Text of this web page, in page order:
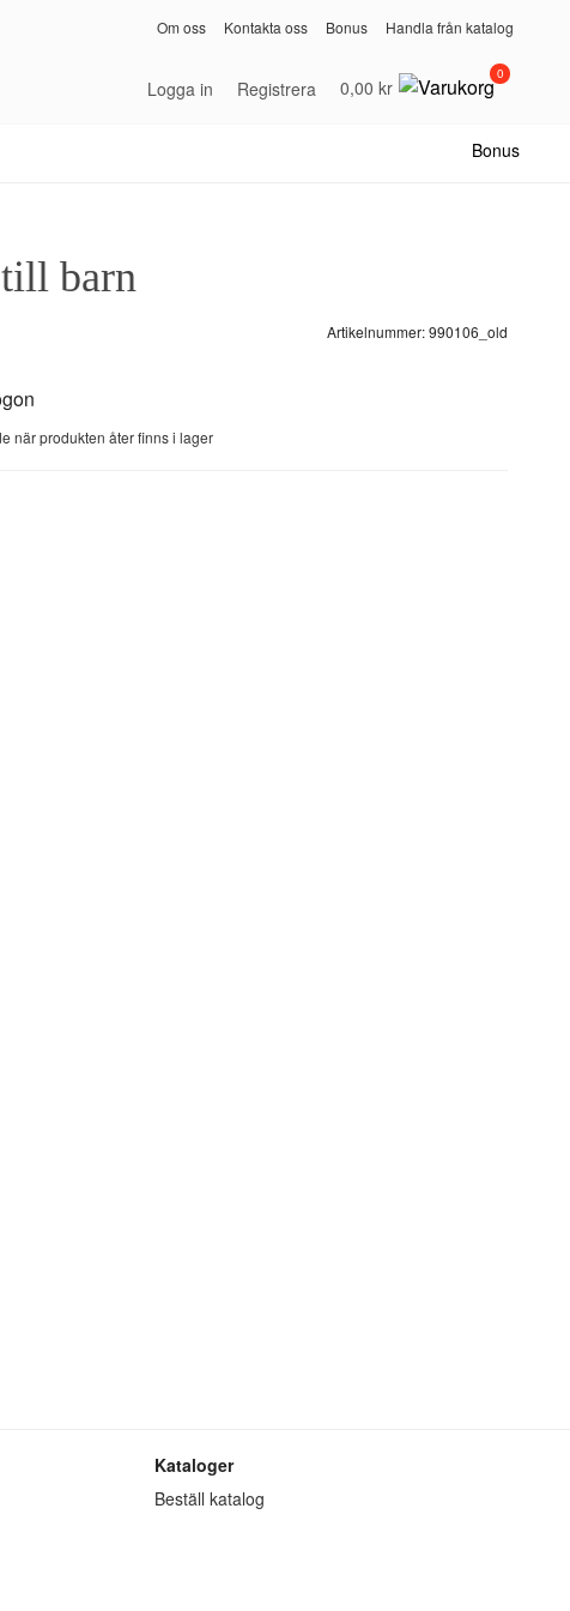
Om oss Kontakta oss Bonus Handla från katalog
Logga in Registrera 0,00 kr
0
Bonus
barn
Artikelnummer:990106_old
när produkten åter finns i lager
Kataloger
Beställ katalog